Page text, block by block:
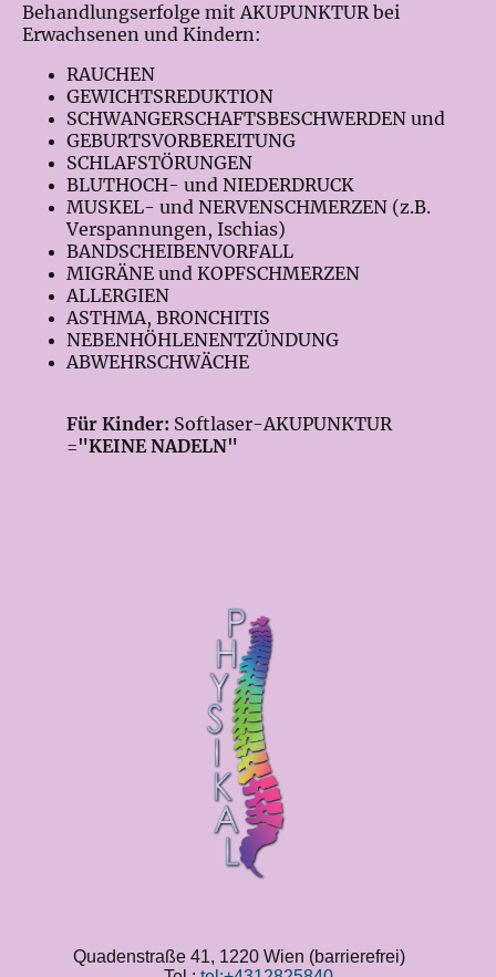
Behandlungserfolge mit AKUPUNKTUR bei
Erwachsenen und Kindern:
RAUCHEN
GEWICHTSREDUKTION
SCHWANGERSCHAFTSBESCHWERDEN und
GEBURTSVORBEREITUNG
SCHLAFSTÖRUNGEN
BLUTHOCH- und NIEDERDRUCK
MUSKEL- und NERVENSCHMERZEN (z.B.
Verspannungen, Ischias)
BANDSCHEIBENVORFALL
MIGRÄNE und KOPFSCHMERZEN
ALLERGIEN
ASTHMA, BRONCHITIS
NEBENHÖHLENENTZÜNDUNG
ABWEHRSCHWÄCHE
Für Kinder: Softlaser-AKUPUNKTUR
="KEINE NADELN"
Quadenstraße 41, 1220 Wien (barrierefrei)